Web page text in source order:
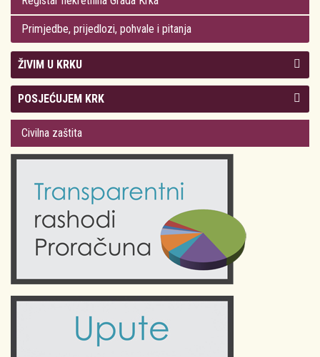
Primjedbe, prijedlozi, pohvale i pitanja
ŽIVIM U KRKU
Kolegij gradonačelnika
Gradsko vijeće
Odluke Grada Krka (Službene novine PGŽ)
Obrazovanje
Komunalne usluge
Civilni sektor (arhiva udruga)
Sport i rekreacija
POSJEĆUJEM KRK
Plan Grada Krka
Krk 360° VR panorama
Krk uživo
Fotogalerije
Kalendar događanja
Turistička zajednica otoka Krka
Civilna zaštita